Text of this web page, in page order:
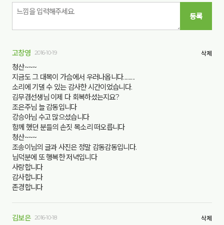
등록
고창영 2016-10-19 삭제
청산~~~
지금도 그 대목이 가슴에서 우러나옵니다..........
소리에 기댈 수 있는 감사한 시간이었습니다.
김무겸선생님 이제 다 회복하셨는지요?
조은주님 늘 감동입니다
강승아님 수고 많으셨습니다
함께 했던 분들의 손짓 목소리 떠오릅니다
청산~~~
조송이님의 글과 사진은 정말 감동감동입니다.
님덕분에 또 행복한 저녁입니다
사랑합니다
감사합니다
존경합니다
김보은 2016-10-18 삭제